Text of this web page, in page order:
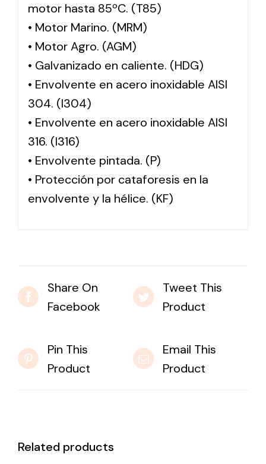
motor hasta 85ºC. (T85)
• Motor Marino. (MRM)
• Motor Agro. (AGM)
• Galvanizado en caliente. (HDG)
• Envolvente en acero inoxidable AISI
304. (I304)
• Envolvente en acero inoxidable AISI
316. (I316)
• Envolvente pintada. (P)
• Protección por cataforesis en la
envolvente y la hélice. (KF)
Share On
Facebook
Tweet This
Product
Pin This
Product
Email This
Product
Related products